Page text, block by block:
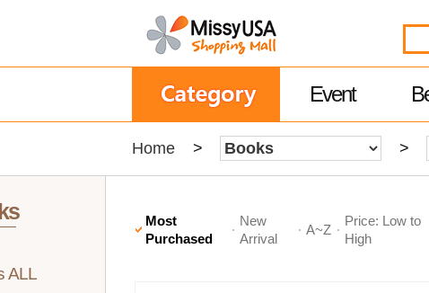
Event
Home > >
ALL
Most
Purchased
New
Arrival
A~Z
Price: Low to
High